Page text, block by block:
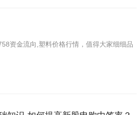
资金流向,塑料价格行情，值得大家细细品